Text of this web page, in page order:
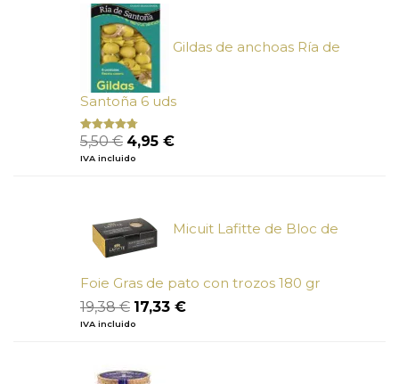
era:
6,73 €.
Gildas de anchoas Ría de
Santoña 6 uds
Valorado
con
de 5
5,50€ El
precio
4,95 €El
IVA incluido
Micuit Lafitte de Bloc de
Foie Gras de pato con trozos 180 gr
19,38€ El
precio
19,38 €.
17,33 €El
IVA incluido